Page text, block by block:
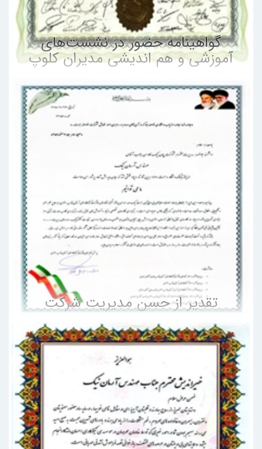
گواهینامه حضور در نشست‌های
آموزشی و هم اندیشی مدیران کلوپ
تقدیر از حسن مدیریت شرکت